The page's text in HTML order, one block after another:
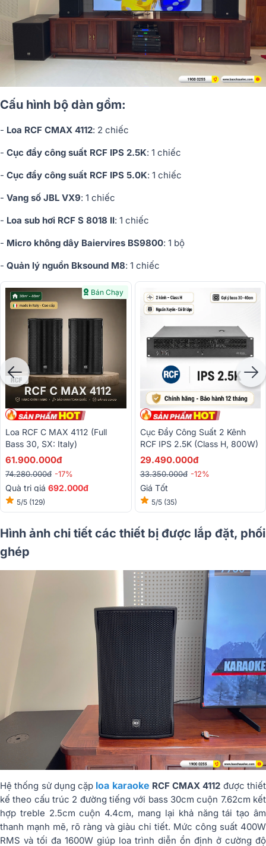
Cấu hình bộ dàn gồm:
- Loa RCF CMAX 4112: 2 chiếc
- Cục đẩy công suất RCF IPS 2.5K: 1 chiếc
- Cục đẩy công suất RCF IPS 5.0K: 1 chiếc
- Vang số JBL VX9: 1 chiếc
- Loa sub hơi RCF S 8018 II: 1 chiếc
- Micro không dây Baiervires BS9800: 1 bộ
- Quản lý nguồn Bksound M8: 1 chiếc
Bán Chạy
Loa RCF C MAX 4112 (full
Bass 30, SX: Italy)
61.900.000đ
74.280.000đ -17%
Quà trị giá 692.000đ
5/5 (129)
Cục Đẩy Công Suất 2 Kênh
RCF IPS 2.5K (Class H, 800W)
29.490.000đ
33.350.000đ -12%
Giá Tốt
5/5 (35)
Hình ảnh chi tiết các thiết bị được lắp đặt, phối
ghép
Hệ thống sử dụng cặp loa karaoke RCF CMAX 4112 được thiết
kế theo cấu trúc 2 đường tiếng với bass 30cm cuộn 7.62cm kết
hợp treble 2.5cm cuộn 4.4cm, mang lại khả năng tái tạo âm
thanh mạnh mẽ, rõ ràng và giàu chi tiết. Mức công suất 400W
RMS và tối đa 1600W giúp loa trình diễn ổn định ở cường độ